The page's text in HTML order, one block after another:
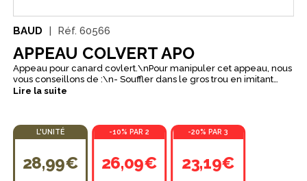
BAUD Réf. 60566
APPEAU COLVERT APO
Appeau pour canard covlert.\nPour manipuler cet appeau, nous
vous conseillons de :\n- Souffler dans le gros trou en imitant
l'oiseau pour moduler le son.\n- Boucher +/- l'extrémité de
Lire la suite
L'UNITÉ
28,99€
-10% PAR 2
26,09€
-20% PAR 3
23,19€